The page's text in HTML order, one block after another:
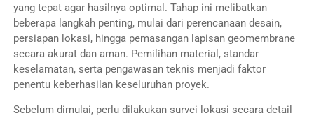
yang tepat agar hasilnya optimal. Tahap ini melibatkan
beberapa langkah penting, mulai dari perencanaan desain,
persiapan lokasi, hingga pemasangan lapisan geomembrane
secara akurat dan aman. Pemilihan material, standar
keselamatan, serta pengawasan teknis menjadi faktor
penentu keberhasilan keseluruhan proyek.
Sebelum dimulai, perlu dilakukan survei lokasi secara detail